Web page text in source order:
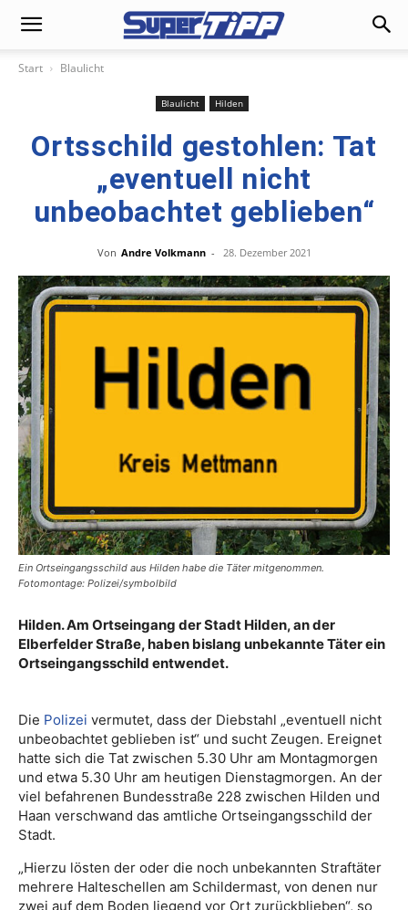
Start Blaulicht
Blaulicht Hilden
Ortsschild gestohlen: Tat
„eventuell nicht
unbeobachtet geblieben“
Von Andre Volkmann - 28. Dezember 2021
Ein Ortseingangsschild aus Hilden habe die Täter mitgenommen.
Fotomontage: Polizei/symbolbild
Hilden. Am Ortseingang der Stadt Hilden, an der
Elberfelder Straße, haben bislang unbekannte Täter ein
Ortseingangsschild entwendet.
Die Polizei vermutet, dass der Diebstahl „eventuell nicht
unbeobachtet geblieben ist“ und sucht Zeugen. Ereignet
hatte sich die Tat zwischen 5.30 Uhr am Montagmorgen
und etwa 5.30 Uhr am heutigen Dienstagmorgen. An der
viel befahrenen Bundesstraße 228 zwischen Hilden und
Haan verschwand das amtliche Ortseingangsschild der
Stadt.
„Hierzu lösten der oder die noch unbekannten Straftäter
mehrere Halteschellen am Schildermast, von denen nur
zwei auf dem Boden liegend vor Ort zurückblieben“, so